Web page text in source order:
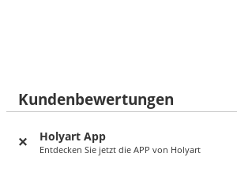
Holyart App
Entdecken Sie jetzt die APP von Holyart
Kundenbewertungen